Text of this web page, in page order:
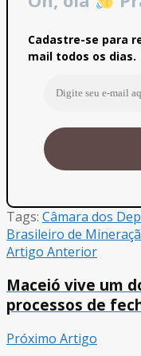
Cadastre-se para
mail todos os dias.
Tags: Câmara dos
Brasileiro de
Artigo Anterior
Maceió vive um
processos de
Próximo Artigo